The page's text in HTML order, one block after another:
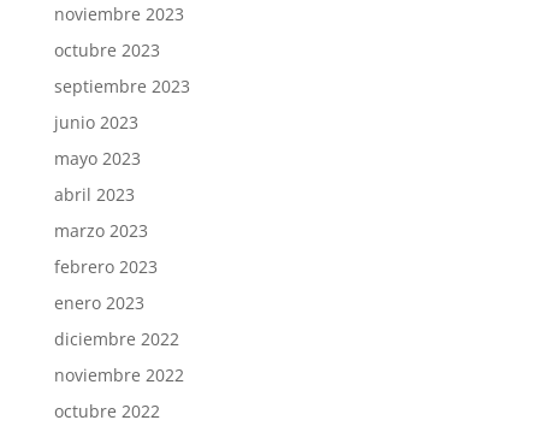
noviembre 2023
octubre 2023
septiembre 2023
junio 2023
mayo 2023
abril 2023
marzo 2023
febrero 2023
enero 2023
diciembre 2022
noviembre 2022
octubre 2022